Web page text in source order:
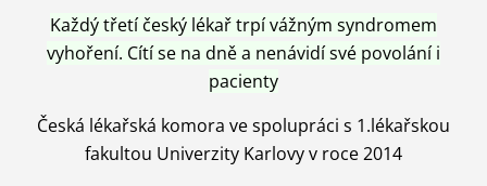
Každý třetí český lékař trpí vážným syndromem
vyhoření. Cítí se na dně a nenávidí své povolání i
pacienty
Česká lékařská komora ve spolupráci s 1.lékařskou
fakultou Univerzity Karlovy v roce 2014